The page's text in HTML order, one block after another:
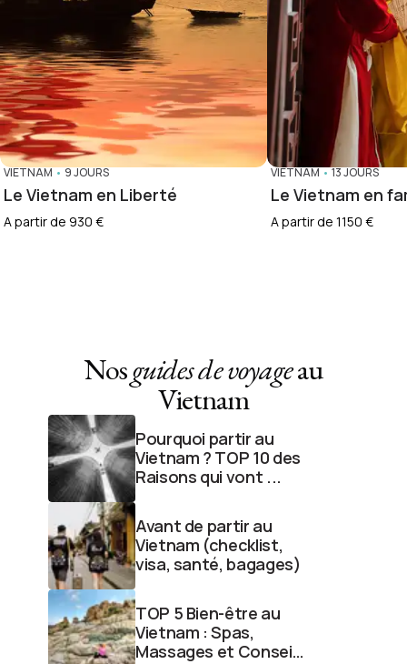
VIETNAM•9 JOURS
Le Vietnam en Liberté
A partir de 930 €
VIETNAM•13 JOURS
Le Vietnam en
A partir de 1150 €
Nosguides de voyageau
Vietnam
Pourquoi partir au
Vietnam ? TOP 10 des
Raisons qui vont ...
Avant de partir au
Vietnam (checklist,
visa, santé, bagages)
TOP 5 Bien-être au
Vietnam : Spas,
Massages et Conseils